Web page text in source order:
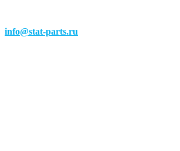
info@stat-parts.ru